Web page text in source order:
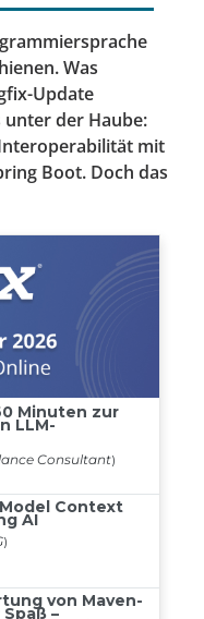
Was
Update
unter der Haube:
mit
Boot. Doch das